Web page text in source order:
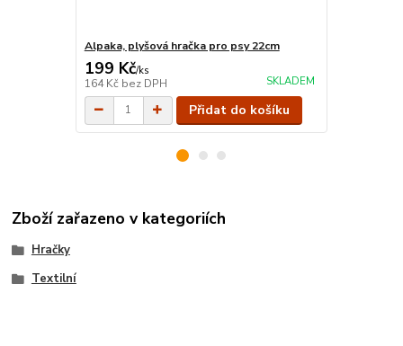
Alpaka, plyšová hračka pro psy 22cm
199 Kč/ks
164 Kč bez DPH SKLADEM
Přidat do košíku
Zboží zařazeno v kategoriích
Hračky
Textilní